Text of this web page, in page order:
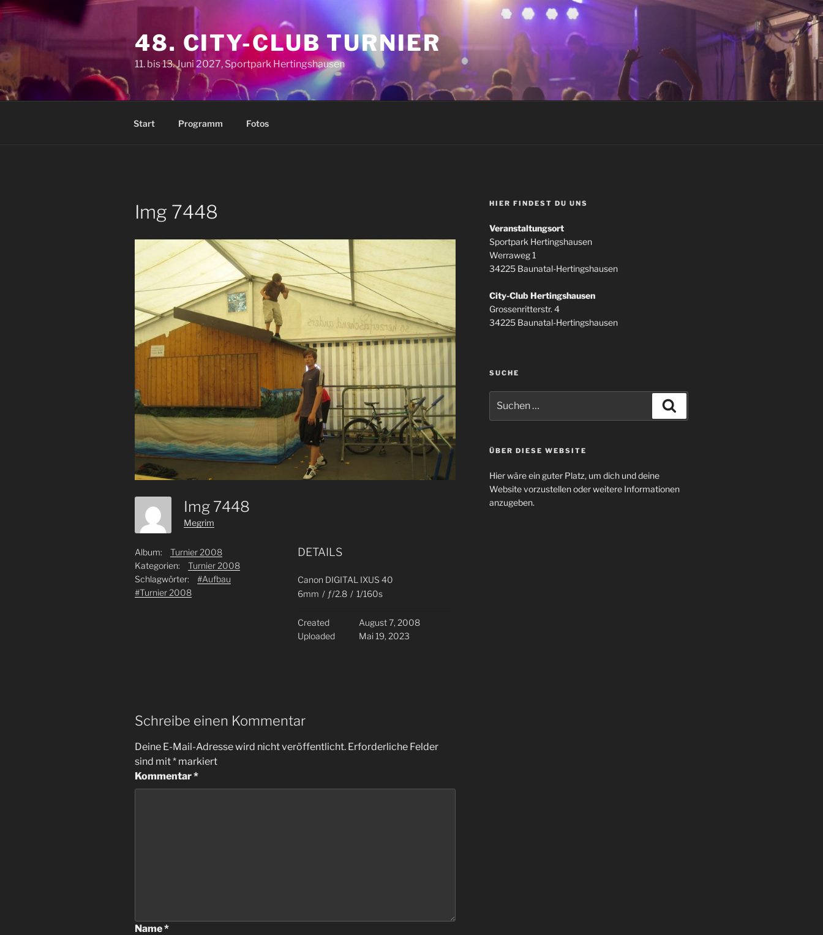
Zum
Inhalt
48. CITY-CLUB TURNIER
11. bis 13. Juni 2027, Sportpark Hertingshausen
Start Programm Fotos
Img 7448
Img 7448
Megrim
Album:
Turnier 2008
Kategorien:
Turnier 2008
Schlagwörter:
#Aufbau
#Turnier 2008
DETAILS
Canon DIGITAL IXUS 40
6mm / ƒ/2.8 / 1/160s
Created
August 7, 2008
Uploaded
Mai 19, 2023
Schreibe einen Kommentar
Deine E-Mail-Adresse wird nicht veröffentlicht. Erforderliche Felder
sind mit* markiert
Kommentar*
Name*
HIER FINDEST DU UNS
Veranstaltungsort
Sportpark Hertingshausen
Werraweg 1
34225 Baunatal-Hertingshausen
City-Club Hertingshausen
Grossenritterstr. 4
34225 Baunatal-Hertingshausen
SUCHE
nach:
ÜBER DIESE WEBSITE
Hier wäre ein guter Platz, um dich und deine
Website vorzustellen oder weitere Informationen
anzugeben.